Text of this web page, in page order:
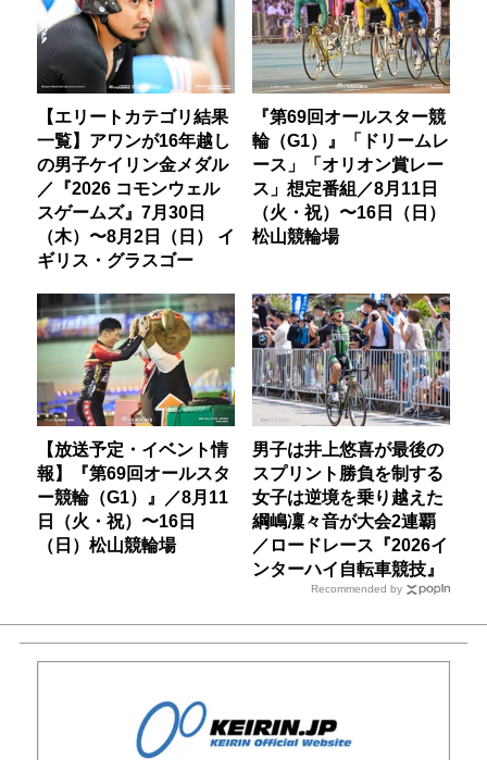
【エリートカテゴリ結果
一覧】アワンが16年越し
の男子ケイリン金メダル
／『2026 コモンウェル
スゲームズ』7月30日
（木）〜8月2日（日） イ
ギリス・グラスゴー
『第69回オールスター競
輪（G1）』「ドリームレ
ース」「オリオン賞レー
ス」想定番組／8月11日
（火・祝）〜16日（日）
松山競輪場
【放送予定・イベント情
報】『第69回オールスタ
ー競輪（G1）』／8月11
日（火・祝）〜16日
（日）松山競輪場
男子は井上悠喜が最後の
スプリント勝負を制する
女子は逆境を乗り越えた
綱嶋凜々音が大会2連覇
／ロードレース『2026イ
ンターハイ自転車競技』
Recommended by